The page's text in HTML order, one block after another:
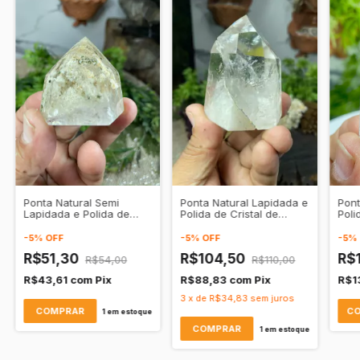
Ponta Natural Semi
Lapidada e Polida de
Transparente
-5% OFF
R$51,30 R$54,00
R$43,61 com Pix
1em estoque
Ponta Natural Lapidada e
Polida de Cristal de
-5% OFF
R$104,50 R$110,00
R$88,83 com Pix
3 x de R$34,83 sem juros
1em estoque
-5%